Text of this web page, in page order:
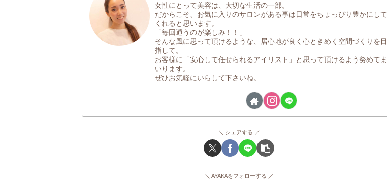
女性にとって美容は、大切な生活の一部。
だからこそ、お気に入りのサロンがある事は日常をちょっぴり豊かにして
くれると思います。
「毎回通うのが楽しみ！！」
そんな風に思って頂けるような、居心地が良く心ときめく空間づくりを目
指して。
お客様に「安心して任せられるアイリスト」と思って頂けるよう努めてま
いります。
ぜひお気軽にいらして下さいね。
シェアする
AYAKAをフォローする